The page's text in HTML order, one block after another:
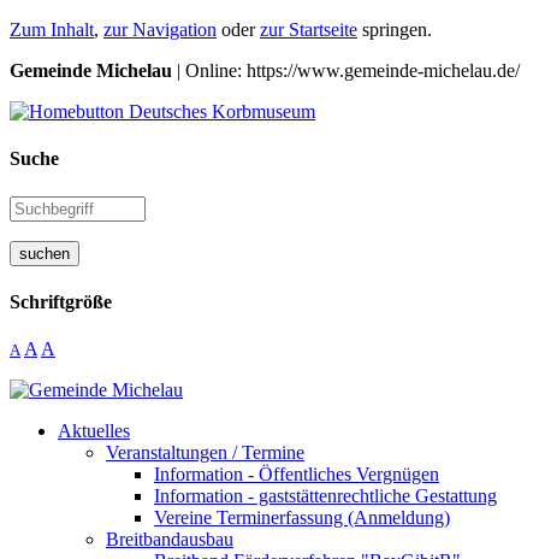
Zum Inhalt, zur Navigation oderzur Startseite springen.
Gemeinde Michelau | Online: https://www.gemeinde-michelau.de/
Suche
suchen
Schriftgröße
A A A
Aktuelles
Veranstaltungen / Termine
Information - Öffentliches Vergnügen
Information - gaststättenrechtliche Gestattung
Vereine Terminerfassung (Anmeldung)
Breitbandausbau